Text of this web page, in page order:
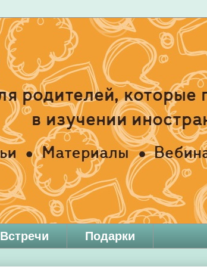
Встречи Подарки